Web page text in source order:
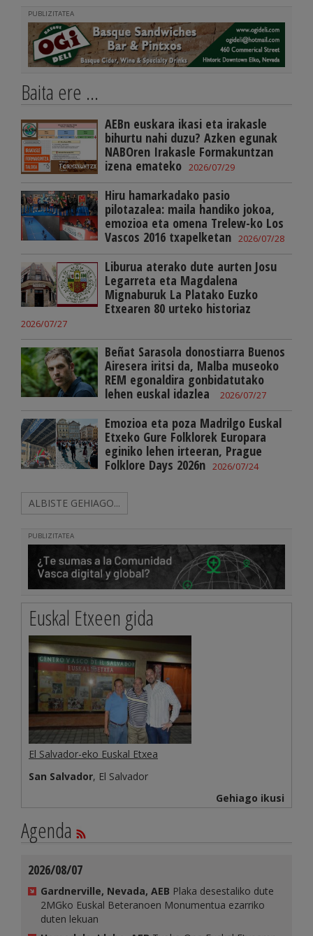
PUBLIZITATEA
Baita ere ...
AEBn euskara ikasi eta irakasle
bihurtu nahi duzu? Azken egunak
NABOren Irakasle Formakuntzan
izena emateko 2026/07/29
Hiru hamarkadako pasio
pilotazalea: maila handiko jokoa,
emozioa eta omena Trelew-ko Los
Vascos 2016 txapelketan 2026/07/28
Liburua aterako dute aurten Josu
Legarreta eta Magdalena
Mignaburuk La Platako Euzko
Etxearen 80 urteko historiaz
2026/07/27
Beñat Sarasola donostiarra Buenos
Airesera iritsi da, Malba museoko
REM egonaldira gonbidatutako
lehen euskal idazlea
2026/07/27
Emozioa eta poza Madrilgo Euskal
Etxeko Gure Folklorek Europara
eginiko lehen irteeran, Prague
Folklore Days 2026n 2026/07/24
ALBISTE GEHIAGO...
PUBLIZITATEA
Euskal Etxeen gida
El Salvador-eko Euskal Etxea
San Salvador, El Salvador
Gehiago ikusi
Agenda
2026/08/07
Gardnerville, Nevada, AEB Plaka desestaliko dute
2MGko Euskal Beteranoen Monumentua ezarriko
duten lekuan